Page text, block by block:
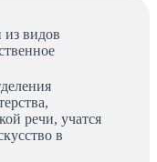
из видов
речи, учатся
в